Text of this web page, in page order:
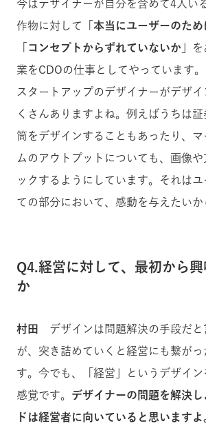
今はデザイナーが自分を含めて4人い
作物に対して「 本当にユーザーのた
コンセプトからずれていないか 」
業をCDOの仕事としてやっています。
スタートアップのデザイナーがデザ
くさんありますよね。例えばうちは
筒をデザインすることもあったり、
ムのアウトプットについても、画像や
ックするようにしています。それは
ての部分において、感動を与えたいか
Q4.経営に対して、最初から
か
村田
デザインは問題解決の手段だと
が、突き詰めていくと経営にも繋がっ
す。今でも、「経営」というデザイ
感覚です。 デザイナーの問題を解決
ドは経営者に向いていると思いますよ